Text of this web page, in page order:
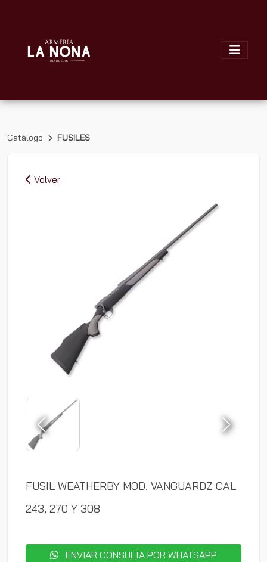
Catálogo FUSILES
Volver
FUSIL WEATHERBY MOD. VANGUARDZ CAL
243, 270 Y 308
ENVIAR CONSULTA POR WHATSAPP